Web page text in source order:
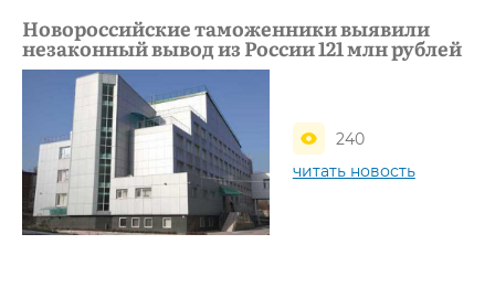
Новороссийские таможенники выявили
незаконный вывод из России 121 млн рублей
240
читать новость